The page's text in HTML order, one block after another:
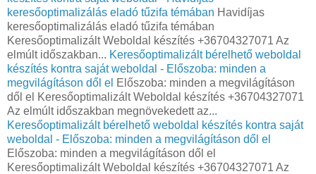
keresőoptimalizálás eladó tűzifa témában Havidíjas
keresőoptimalizálás eladó tűzifa témában
Keresőoptimalizált Weboldal készítés +36704327071 Az
elmúlt időszakban... Keresőoptimalizált bérelhető weboldal
készítés kontra saját weboldal - Előszoba: minden a
megvilágításon dől el Előszoba: minden a megvilágításon
dől el Keresőoptimalizált Weboldal készítés +36704327071
Az elmúlt időszakban megnövekedett az...
Keresőoptimalizált bérelhető weboldal készítés kontra saját
weboldal - Előszoba: minden a megvilágításon dől el
Előszoba: minden a megvilágításon dől el
Keresőoptimalizált Weboldal készítés +36704327071 Az